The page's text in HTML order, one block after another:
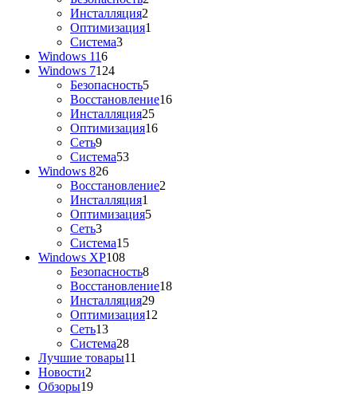
Инсталляция2
Оптимизация1
Система3
Windows 116
Windows 7124
Безопасность5
Восстановление16
Инсталляция25
Оптимизация16
Сеть9
Система53
Windows 826
Восстановление2
Инсталляция1
Оптимизация5
Сеть3
Система15
Windows XP108
Безопасность8
Восстановление18
Инсталляция29
Оптимизация12
Сеть13
Система28
Лучшие товары11
Новости2
Обзоры19